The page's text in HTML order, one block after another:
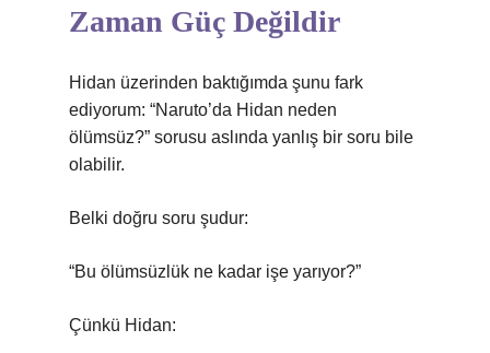
Zaman Güç Değildir
Hidan üzerinden baktığımda şunu fark
ediyorum: “Naruto’da Hidan neden
ölümsüz?” sorusu aslında yanlış bir soru bile
olabilir.
Belki doğru soru şudur:
“Bu ölümsüzlük ne kadar işe yarıyor?”
Çünkü Hidan: